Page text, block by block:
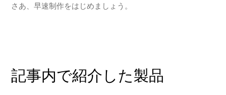
さあ、早速制作をはじめましょう。
記事内で紹介した製品